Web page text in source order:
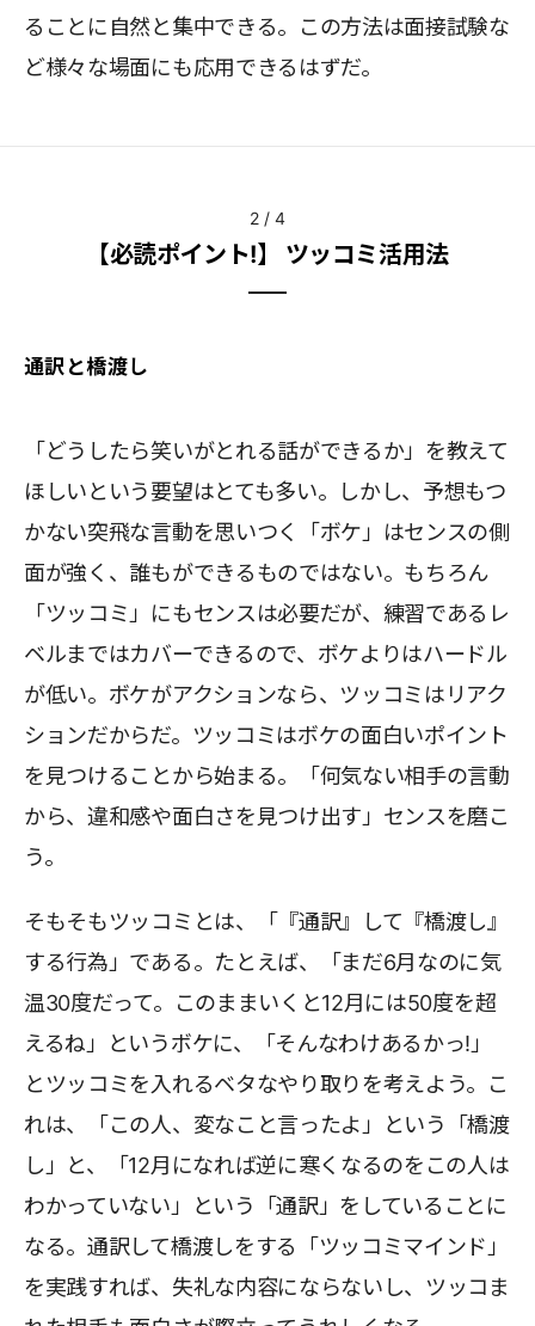
ることに自然と集中できる。この方法は面接試験な
ど様々な場面にも応用できるはずだ。
2 / 4
【必読ポイント!】 ツッコミ活用法
通訳と橋渡し
「どうしたら笑いがとれる話ができるか」を教えて
ほしいという要望はとても多い。しかし、予想もつ
かない突飛な言動を思いつく「ボケ」はセンスの側
面が強く、誰もができるものではない。もちろん
「ツッコミ」にもセンスは必要だが、練習であるレ
ベルまではカバーできるので、ボケよりはハードル
が低い。ボケがアクションなら、ツッコミはリアク
ションだからだ。ツッコミはボケの面白いポイント
を見つけることから始まる。「何気ない相手の言動
から、違和感や面白さを見つけ出す」センスを磨こ
う。
そもそもツッコミとは、「『通訳』して『橋渡し』
する行為」である。たとえば、「まだ6月なのに気
温30度だって。このままいくと12月には50度を超
えるね」というボケに、「そんなわけあるかっ!」
とツッコミを入れるベタなやり取りを考えよう。こ
れは、「この人、変なこと言ったよ」という「橋渡
し」と、「12月になれば逆に寒くなるのをこの人は
わかっていない」という「通訳」をしていることに
なる。通訳して橋渡しをする「ツッコミマインド」
を実践すれば、失礼な内容にならないし、ツッコま